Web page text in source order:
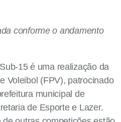
conforme o andamento
15 é uma realização da
Voleibol (FPV), patrocinado
municipal de
de Esporte e Lazer.